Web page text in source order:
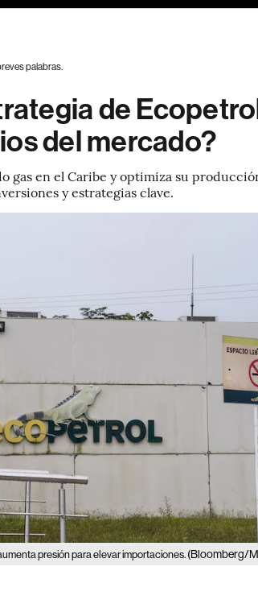
palabras.
de
del mercado?
gas en el Caribe y optimiza su
y estrategias clave.
presión para elevar importaciones.(Bloomberg/